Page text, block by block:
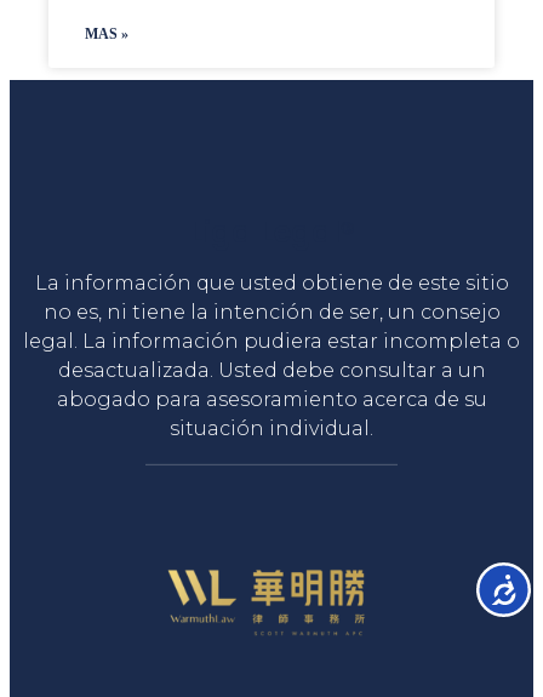
MAS »
La información que usted obtiene de este sitio
no es, ni tiene la intención de ser, un consejo
legal. La información pudiera estar incompleta o
desactualizada. Usted debe consultar a un
abogado para asesoramiento acerca de su
situación individual.